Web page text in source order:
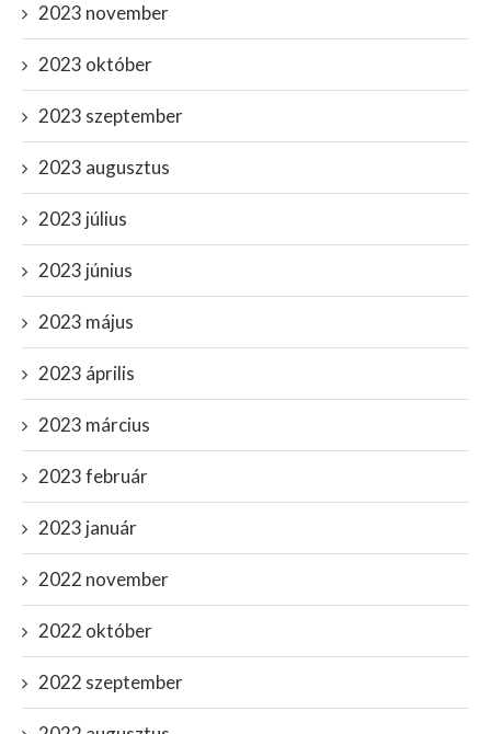
2023 november
2023 október
2023 szeptember
2023 augusztus
2023 július
2023 június
2023 május
2023 április
2023 március
2023 február
2023 január
2022 november
2022 október
2022 szeptember